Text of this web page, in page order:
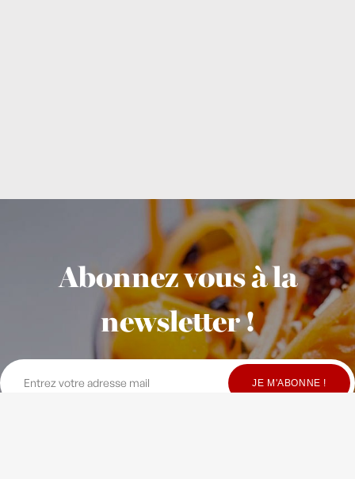
Abonnez vous à la
newsletter !